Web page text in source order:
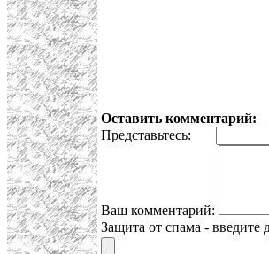
Оставить комментарий:
Представьтесь:
Ваш комментарий:
Защита от спама - введите